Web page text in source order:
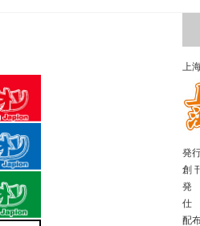
上
発
創
発
仕
配